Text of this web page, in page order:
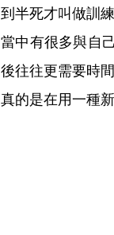
到半死才叫做訓
當中有很多與自
後往往更需要時
真的是在用一種